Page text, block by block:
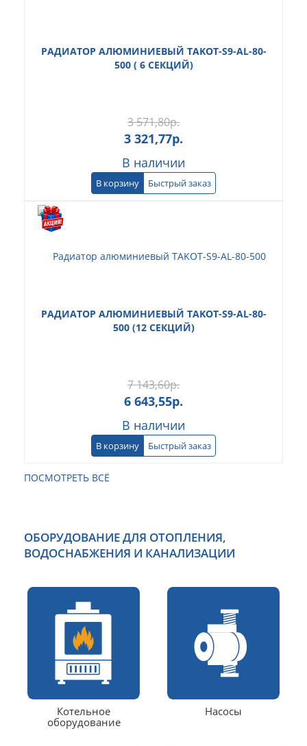
РАДИАТОР АЛЮМИНИЕВЫЙ TAKOT-S9-AL-80-
500 ( 6 СЕКЦИЙ)
3 571,80р.
3 321,77р.
В наличии
В корзину Быстрый заказ
РАДИАТОР АЛЮМИНИЕВЫЙ TAKOT-S9-AL-80-
500 (12 СЕКЦИЙ)
7 143,60р.
6 643,55р.
В наличии
В корзину Быстрый заказ
ПОСМОТРЕТЬ ВСЁ
ОБОРУДОВАНИЕ ДЛЯ ОТОПЛЕНИЯ,
ВОДОСНАБЖЕНИЯ И КАНАЛИЗАЦИИ
Котельное
оборудование
Насосы